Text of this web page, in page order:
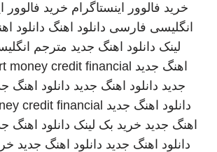
خرید فالوور اینستاگرام خرید فالوور
انگلیسی فارسی دانلود اهنگ دانلود
لینک دانلود اهنگ جدید مترجم
اهنگ جدید money credit financial
جدید دانلود اهنگ جدید دانلود اهنگ
دانلود اهنگ جدید credit financial
اهنگ جدید خرید بک لینک دانلود اهنگ
دانلود اهنگ جدید دانلود اهنگ جدید